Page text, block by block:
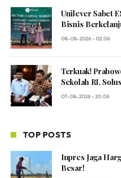
Unilever Sabet
Bisnis
08-08-2026 - 02.06
Terkuak!
Sekolah RI,
07-08-2026 - 20.06
TOP POSTS
Inpres Jaga
Besar!